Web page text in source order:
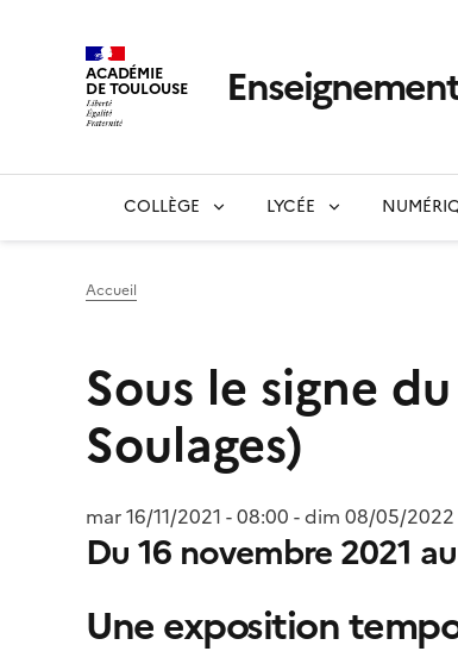
ACADÉMIE
DE TOULOUSE
COLLÈGE LYCÉE
Accueil
Sous le signe
Soulages)
mar 16/11/2021 - 08:00 -dim 08/05/2022
Du 16 novembre 2021
Une exposition